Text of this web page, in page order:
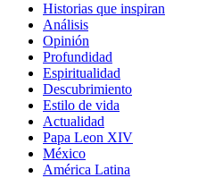
Historias que inspiran
Análisis
Opinión
Profundidad
Espiritualidad
Descubrimiento
Estilo de vida
Actualidad
Papa Leon XIV
México
América Latina